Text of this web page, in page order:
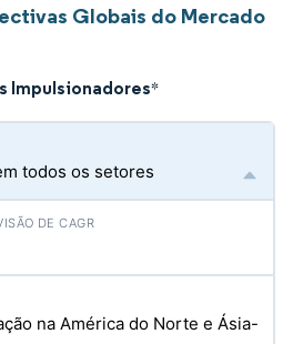
Globais do Mercado
Impulsionadores*
todos os setores
na América do Norte e Ásia-